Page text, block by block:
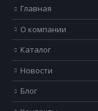
Главная
О компании
Каталог
Новости
Блог